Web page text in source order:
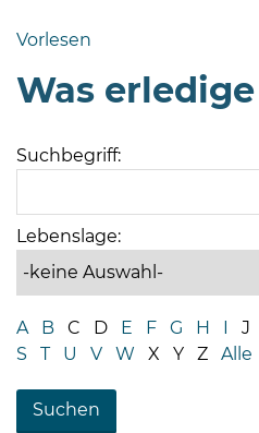
Bramstedt
19
04192-
Mo,
Fr
08
Vorlesen
Was
Suchbegriff:
Lebenslage:
A B C D E F G H I J
S
T U V W X Y Z Alle